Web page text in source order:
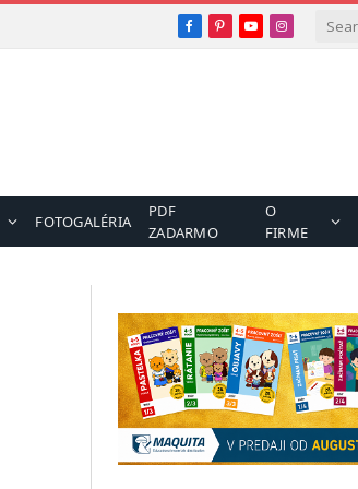
Facebook
Pinterest
YouTubeInstagram
FOTOGALÉRIA
PDF
ZADARMO
O
FIRME